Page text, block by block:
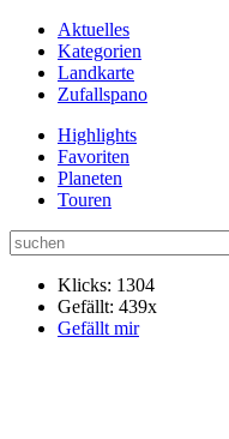
Aktuelles
Kategorien
Landkarte
Zufallspano
Highlights
Favoriten
Planeten
Touren
Klicks: 1304
Gefällt: 439x
Gefällt mir